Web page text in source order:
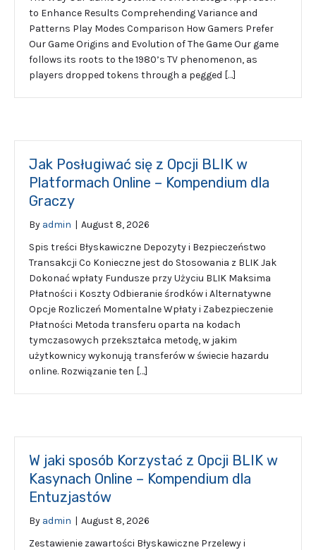
to Enhance Results Comprehending Variance and
Patterns Play Modes Comparison How Gamers Prefer
Our Game Origins and Evolution of The Game Our game
follows its roots to the 1980’s TV phenomenon, as
players dropped tokens through a pegged […]
Jak Posługiwać się z Opcji BLIK w
Platformach Online – Kompendium dla
Graczy
By admin | August 8, 2026
Spis treści Błyskawiczne Depozyty i Bezpieczeństwo
Transakcji Co Konieczne jest do Stosowania z BLIK Jak
Dokonać wpłaty Fundusze przy Użyciu BLIK Maksima
Płatności i Koszty Odbieranie środków i Alternatywne
Opcje Rozliczeń Momentalne Wpłaty i Zabezpieczenie
Płatności Metoda transferu oparta na kodach
tymczasowych przekształca metodę, w jakim
użytkownicy wykonują transferów w świecie hazardu
online. Rozwiązanie ten […]
W jaki sposób Korzystać z Opcji BLIK w
Kasynach Online – Kompendium dla
Entuzjastów
By admin | August 8, 2026
Zestawienie zawartości Błyskawiczne Przelewy i